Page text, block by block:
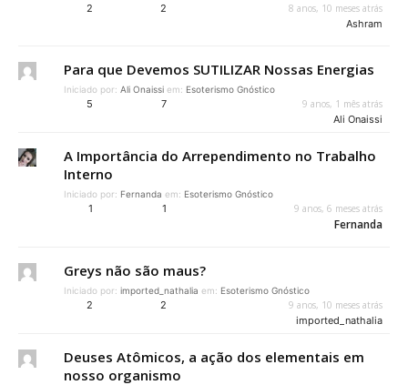
2 2
8 anos, 10 meses atrás
Ashram
Para que Devemos SUTILIZAR Nossas Energias
Iniciado por: Ali Onaissi em: Esoterismo Gnóstico
5 7
9 anos, 1 mês atrás
Ali Onaissi
A Importância do Arrependimento no Trabalho
Interno
Iniciado por: Fernanda em: Esoterismo Gnóstico
1 1 9 anos, 6 meses atrás
Fernanda
Greys não são maus?
Iniciado por: imported_nathalia em: Esoterismo Gnóstico
2 2
9 anos, 10 meses atrás
imported_nathalia
Deuses Atômicos, a ação dos elementais em
nosso organismo